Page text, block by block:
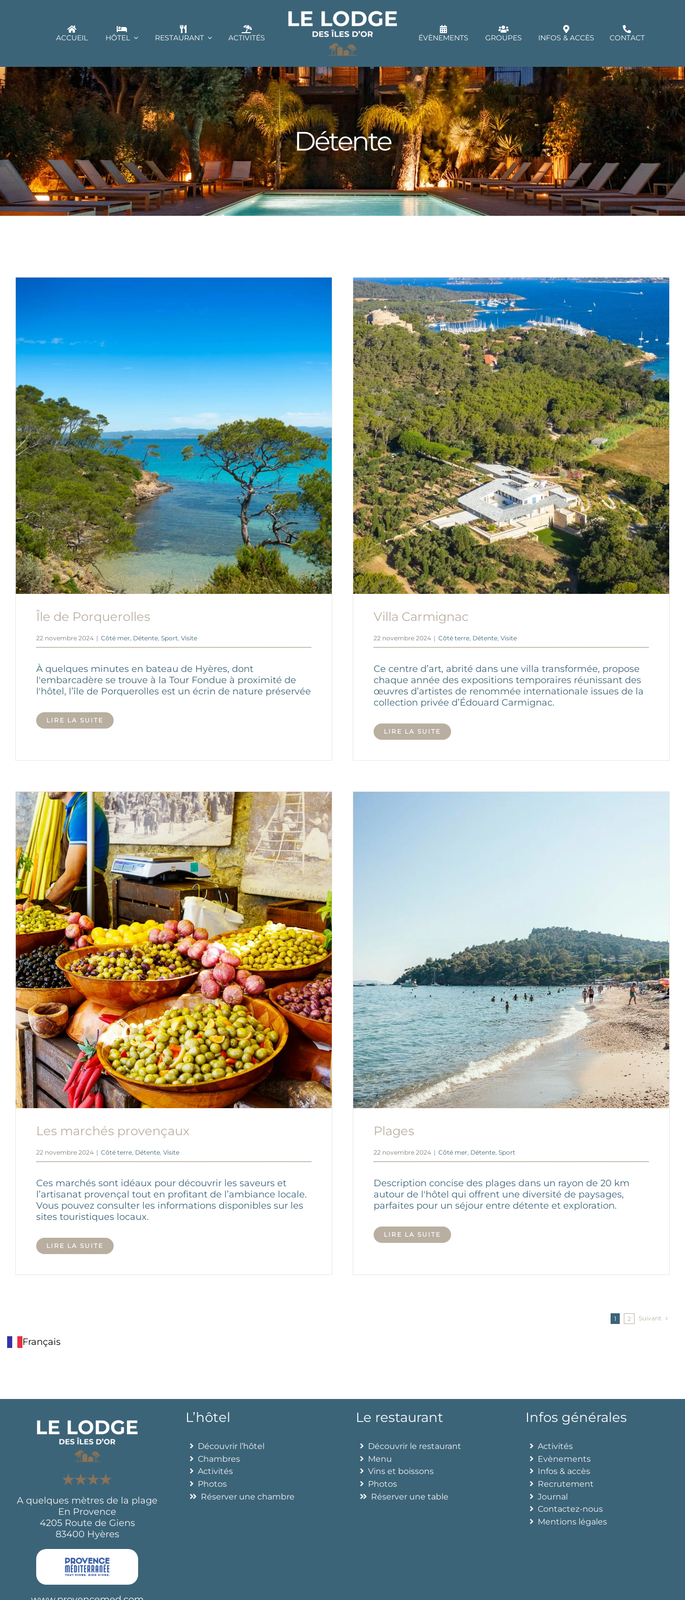
ACCUEIL HÔTEL RESTAURANT ACTIVITÉS ÉVÈNEMENTS GROUPES INFOS & ACCÈS CONTACT
Détente
Île de Porquerolles
22 novembre 2024 | Côté mer, Détente, Sport, Visite
À quelques minutes en bateau de Hyères, dont
l'embarcadère se trouve à la Tour Fondue à proximité de
l'hôtel, l’île de Porquerolles est un écrin de nature préservée
LIRE LA SUITE
Villa Carmignac
22 novembre 2024 | Côté terre, Détente, Visite
Ce centre d’art, abrité dans une villa transformée, propose
chaque année des expositions temporaires réunissant des
œuvres d’artistes de renommée internationale issues de la
collection privée d’Édouard Carmignac.
LIRE LA SUITE
Les marchés provençaux
22 novembre 2024 | Côté terre, Détente, Visite
Ces marchés sont idéaux pour découvrir les saveurs et
l’artisanat provençal tout en profitant de l’ambiance locale.
Vous pouvez consulter les informations disponibles sur les
sites touristiques locaux.
LIRE LA SUITE
Plages
22 novembre 2024 | Côté mer, Détente, Sport
Description concise des plages dans un rayon de 20 km
autour de l'hôtel qui offrent une diversité de paysages,
parfaites pour un séjour entre détente et exploration.
LIRE LA SUITE
1 2 Suivant
Français
A quelques mètres de la plage
En Provence
4205 Route de Giens
83400 Hyères
L’hôtel
Découvrir l’hôtel
Chambres
Activités
Photos
Réserver une chambre
Le restaurant
Découvrir le restaurant
Menu
Vins et boissons
Photos
Réserver une table
Infos générales
Activités
Evènements
Infos & accès
Recrutement
Journal
Contactez-nous
Mentions légales